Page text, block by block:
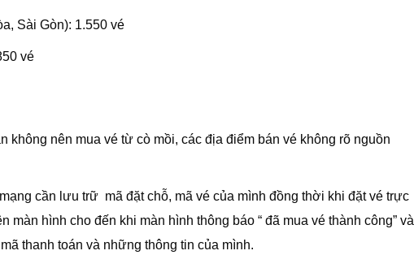
Sài Gòn): 1.550 vé
vé
không nên mua vé từ cò mồi, các địa điểm bán vé không rõ nguồn
cần lưu trữ mã đặt chỗ, mã vé của mình đồng thời khi đặt vé trực
màn hình cho đến khi màn hình thông báo “ đã mua vé thành công” và
thanh toán và những thông tin của mình.